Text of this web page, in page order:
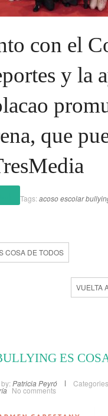
con el
y la
que
Tags: acoso escolar
COSA DE TODOS
VUELTA
ES
Patricia Peyró
No comments